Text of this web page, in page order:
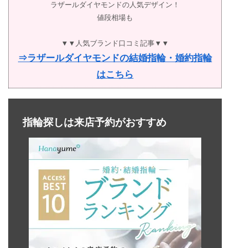
ラザールダイヤモンドの人気デザイン！
値段相場も
▼▼人気ブランド口コミ記事▼▼
⇒ラザールダイヤモンドの結婚指輪・婚約指輪
はこちら
指輪探しは来店予約がおすすめ